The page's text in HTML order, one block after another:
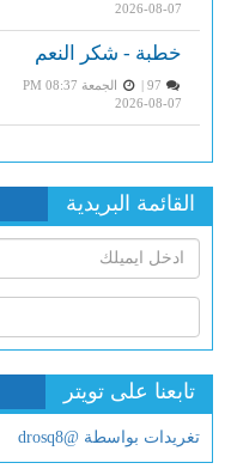
2026-08-07
خطبة - شكر النعم
الجمعة PM 08:37
2026-08-07
القائمة البريدية
تابعنا على تويتر
تغريدات بواسطة @drosq8